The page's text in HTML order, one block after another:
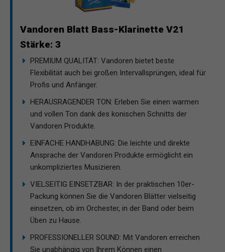
Vandoren Blatt Bass-Klarinette V21
Stärke: 3
PREMIUM QUALITÄT: Vandoren bietet beste
Flexibilität auch bei großen Intervallsprüngen, ideal für
Profis und Anfänger.
HERAUSRAGENDER TON: Erleben Sie einen warmen
und vollen Ton dank des konischen Schnitts der
Vandoren Produkte.
EINFACHE HANDHABUNG: Die leichte und direkte
Ansprache der Vandoren Produkte ermöglicht ein
unkompliziertes Musizieren.
VIELSEITIG EINSETZBAR: In der praktischen 10er-
Packung können Sie die Vandoren Blätter vielseitig
einsetzen, ob im Orchester, in der Band oder beim
Üben zu Hause.
PROFESSIONELLER SOUND: Mit Vandoren erreichen
Sie unabhängig von Ihrem Können einen